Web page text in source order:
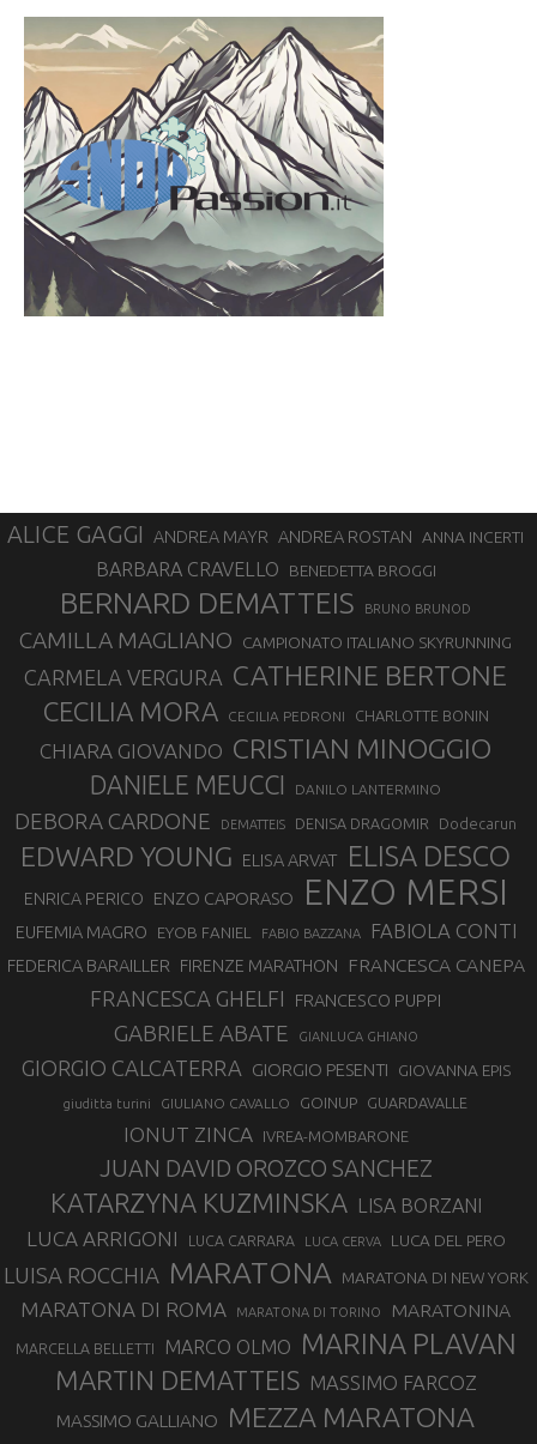
ALICE GAGGI ANDREA MAYR ANDREA ROSTAN ANNA INCERTI
BARBARA CRAVELLO BENEDETTA BROGGI
BERNARD DEMATTEIS BRUNO BRUNOD
CAMILLA MAGLIANO CAMPIONATO ITALIANO SKYRUNNING
CARMELA VERGURA CATHERINE BERTONE
CECILIA MORA CECILIA PEDRONI CHARLOTTE BONIN
CHIARA GIOVANDO CRISTIAN MINOGGIO
DANIELE MEUCCI DANILO LANTERMINO
DEBORA CARDONE DEMATTEIS DENISA DRAGOMIR Dodecarun
EDWARD YOUNG ELISA ARVAT ELISA DESCO
ENRICA PERICO ENZO CAPORASO ENZO MERSI
EUFEMIA MAGRO EYOB FANIEL FABIO BAZZANA FABIOLA CONTI
FEDERICA BARAILLER FIRENZE MARATHON FRANCESCA CANEPA
FRANCESCA GHELFI FRANCESCO PUPPI
GABRIELE ABATE GIANLUCA GHIANO
GIORGIO CALCATERRA GIORGIO PESENTI GIOVANNA EPIS
giuditta turini GIULIANO CAVALLO GOINUP GUARDAVALLE
IONUT ZINCA IVREA-MOMBARONE
JUAN DAVID OROZCO SANCHEZ
KATARZYNA KUZMINSKA LISA BORZANI
LUCA ARRIGONI LUCA CARRARA LUCA CERVA LUCA DEL PERO
LUISA ROCCHIA MARATONA MARATONA DI NEW YORK
MARATONA DI ROMA MARATONA DI TORINO MARATONINA
MARCELLA BELLETTI MARCO OLMO MARINA PLAVAN
MARTIN DEMATTEIS MASSIMO FARCOZ
MASSIMO GALLIANO MEZZA MARATONA